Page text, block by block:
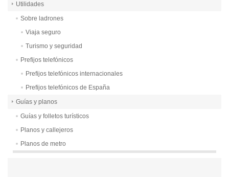
Utilidades
Sobre ladrones
Viaja seguro
Turismo y seguridad
Prefijos telefónicos
Prefijos telefónicos internacionales
Prefijos telefónicos de España
Guías y planos
Guías y folletos turísticos
Planos y callejeros
Planos de metro